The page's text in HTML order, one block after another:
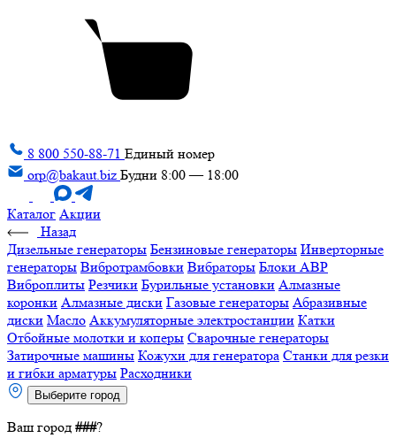
8 800 550-88-71 Единый номер
orp@bakaut.biz Будни 8:00 — 18:00
Каталог Акции
Назад
Дизельные генераторы Бензиновые генераторы Инверторные
генераторы Вибротрамбовки Вибраторы Блоки АВР
Виброплиты Резчики Бурильные установки Алмазные
коронки Алмазные диски Газовые генераторы Абразивные
диски Масло Аккумуляторные электростанции Катки
Отбойные молотки и коперы Сварочные генераторы
Затирочные машины Кожухи для генератора Станки для резки
и гибки арматуры Расходники
Выберите город
Ваш город ###?